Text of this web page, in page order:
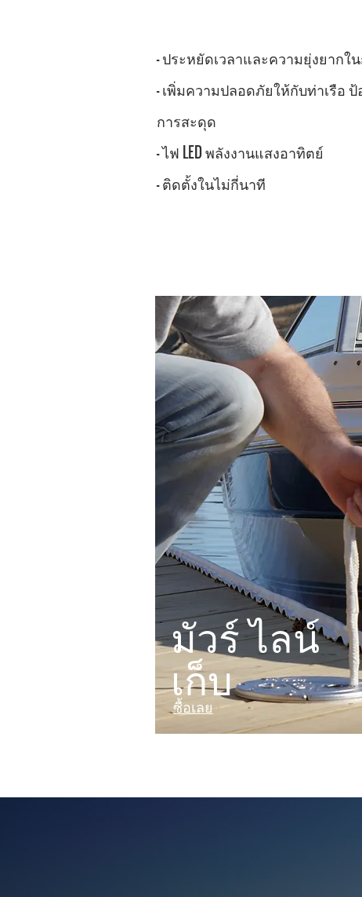
- ประหยัดเวลาและความยุ่งยากใ
- เพิ่มความปลอดภัยให้กับท่าเรือ
การสะดุด
- ไฟ LED พลังงานแสงอาทิตย์
- ติดตั้งในไม่กี่นาที
มัวร์ ไลน์
เก็บ
ซื้อเลย